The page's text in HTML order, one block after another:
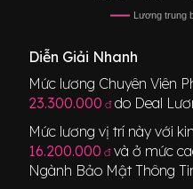
Lương trung
Diễn Giải Nhanh
Mức lương Chuyên Viên
23.300.000 đdo Deal
Mức lương vị trí này với
16.200.000 đ và ở mức
Ngành Bảo Mật Thông